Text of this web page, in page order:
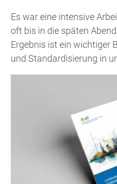
Es war eine intensive
oft bis in die späten
Ergebnis ist ein wichtiger
und Standardisierung in